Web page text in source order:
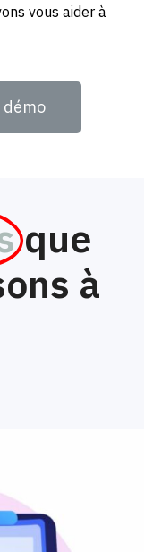
vous aider à
démo
que
à